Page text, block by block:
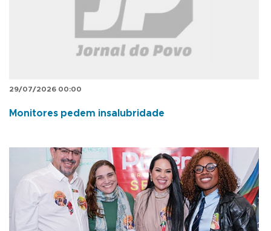
29/07/2026 00:00
Monitores pedem insalubridade